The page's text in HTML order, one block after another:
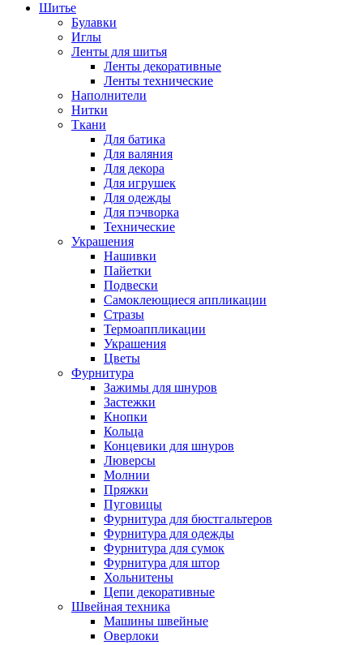
Шитье
Булавки
Иглы
Ленты для шитья
Ленты декоративные
Ленты технические
Наполнители
Нитки
Ткани
Для батика
Для валяния
Для декора
Для игрушек
Для одежды
Для пэчворка
Технические
Украшения
Нашивки
Пайетки
Подвески
Самоклеющиеся аппликации
Стразы
Термоаппликации
Украшения
Цветы
Фурнитура
Зажимы для шнуров
Застежки
Кнопки
Кольца
Концевики для шнуров
Люверсы
Молнии
Пряжки
Пуговицы
Фурнитура для бюстгальтеров
Фурнитура для одежды
Фурнитура для сумок
Фурнитура для штор
Хольнитены
Цепи декоративные
Швейная техника
Машины швейные
Оверлоки